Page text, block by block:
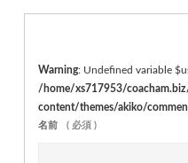
Warning : Undefined variable
/home/xs717953/
content/themes/akiko/
名前 ( 必須 )